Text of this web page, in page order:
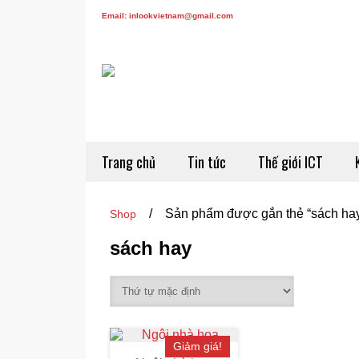
Email: inlookvietnam@gmail.com
Trang chủ Tin tức Thế giới ICT
Shop / Sản phẩm được gắn thẻ “sách
sách hay
Giảm giá!